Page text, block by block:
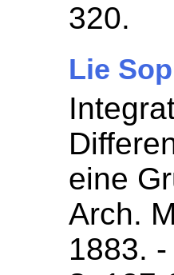
320.
Lie
eine
Arch.
1883.